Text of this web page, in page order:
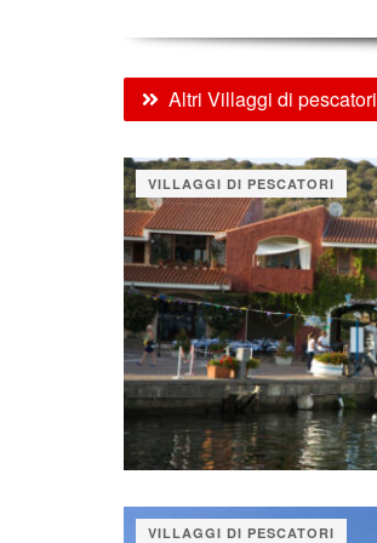
Altri Villaggi di pescatori
VILLAGGI DI PESCATORI
VILLAGGI DI PESCATORI